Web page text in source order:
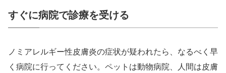
すぐに病院で診療を受ける
ノミアレルギー性皮膚炎の症状が疑われたら、なるべく早
く病院に行ってください。ペットは動物病院、人間は皮膚